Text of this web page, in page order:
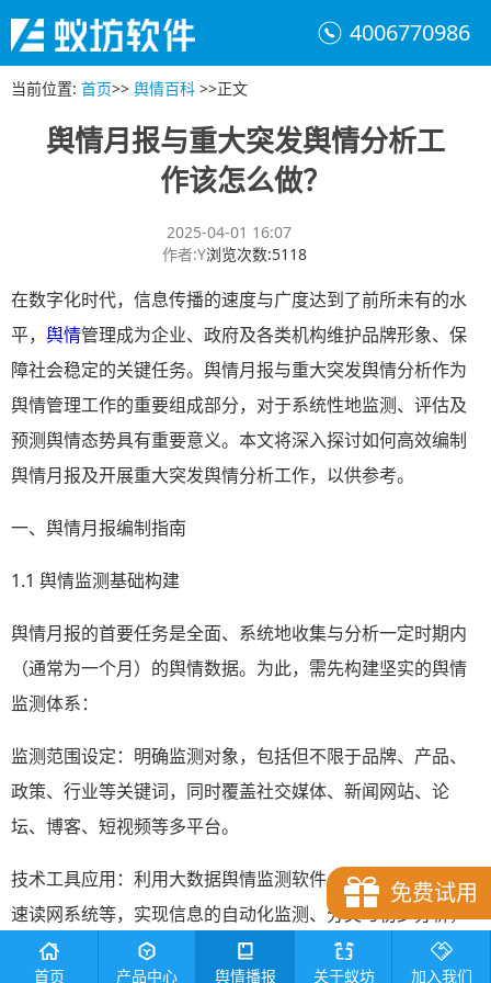
4006770986
当前位置: 首页>> 舆情百科 >>正文
舆情月报与重大突发舆情分析工
作该怎么做？
2025-04-01 16:07
作者:Y浏览次数:5118
在数字化时代，信息传播的速度与广度达到了前所未有的水
平， 舆情管理成为企业、政府及各类机构维护品牌形象、保
障社会稳定的关键任务。舆情月报与重大突发舆情分析作为
舆情管理工作的重要组成部分，对于系统性地监测、评估及
预测舆情态势具有重要意义。本文将深入探讨如何高效编制
舆情月报及开展重大突发舆情分析工作，以供参考。
一、舆情月报编制指南
1.1 舆情监测基础构建
舆情月报的首要任务是全面、系统地收集与分析一定时期内
（通常为一个月）的舆情数据。为此，需先构建坚实的舆情
监测体系：
监测范围设定：明确监测对象，包括但不限于品牌、产品、
政策、行业等关键词，同时覆盖社交媒体、新闻网站、论
坛、博客、短视频等多平台。
技术工具应用：利用大数据舆情监测软件，如蚁坊软件鹰眼
速读网系统等，实现信息的自动化监测、分类与初步分析，
提高监测效率与准确性。
免费试用
首页 产品中心 舆情播报 关于蚁坊 加入我们